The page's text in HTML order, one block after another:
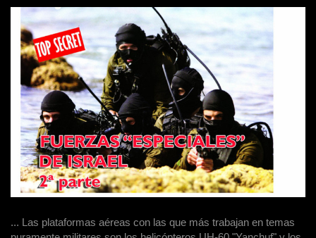
... Las plataformas aéreas con las que más trabajan en temas